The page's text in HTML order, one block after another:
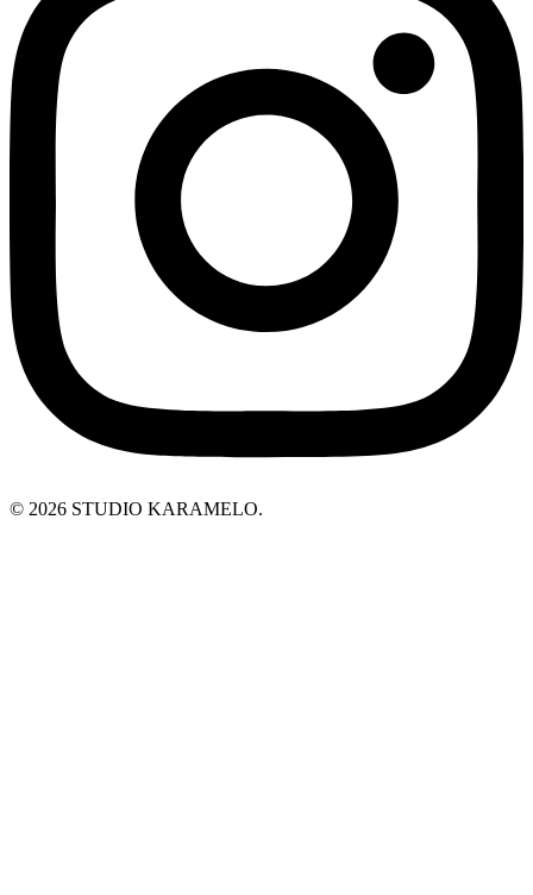
© 2026 STUDIO KARAMELO.